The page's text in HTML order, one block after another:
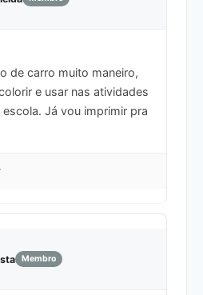
de carro muito maneiro,
e usar nas atividades
Já vou imprimir pra
Membro